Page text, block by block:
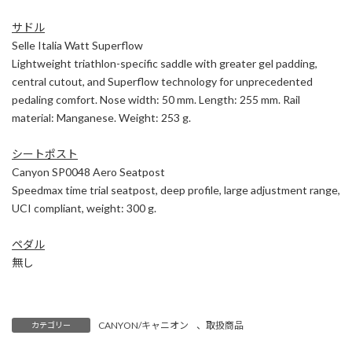
サドル
Selle Italia Watt Superflow
Lightweight triathlon-specific saddle with greater gel padding,
central cutout, and Superflow technology for unprecedented
pedaling comfort. Nose width: 50 mm. Length: 255 mm. Rail
material: Manganese. Weight: 253 g.
シートポスト
Canyon SP0048 Aero Seatpost
Speedmax time trial seatpost, deep profile, large adjustment range,
UCI compliant, weight: 300 g.
ペダル
無し
カテゴリー CANYON/キャニオン 、 取扱商品